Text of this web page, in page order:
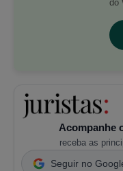
do
Acompanhe
receba as
Seguir no